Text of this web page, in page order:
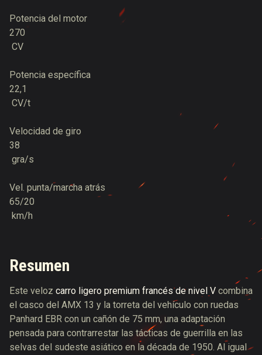
Potencia del motor
270
CV
Potencia específica
22,1
CV/t
Velocidad de giro
38
gra/s
Vel. punta/marcha atrás
65/20
km/h
Resumen
Este veloz carro ligero premium francés de nivel V combina
el casco del AMX 13 y la torreta del vehículo con ruedas
Panhard EBR con un cañón de 75 mm, una adaptación
pensada para contrarrestar las tácticas de guerrilla en las
selvas del sudeste asiático en la década de 1950. Al igual